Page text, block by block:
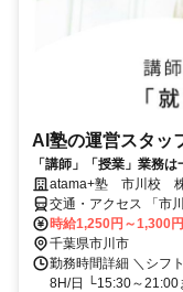
AI塾の運営スタッ
「講師」「授業」業務
atama+塾 市川校 株
交通・アクセス 「市
時給1,250円～1,300円
千葉県市川市
勤務時間詳細 ＼シフ
8H/日 └15:30～21:00